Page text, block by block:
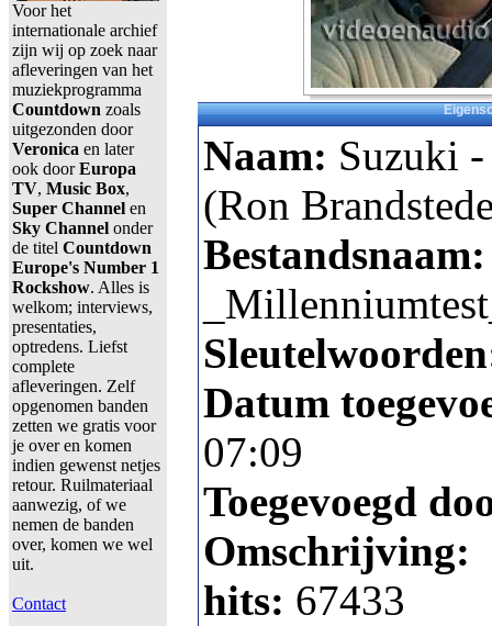
Voor het
internationale archief
zijn wij op zoek naar
afleveringen van het
muziekprogramma
Countdown zoals
uitgezonden door
Veronica en later
ook doorEuropa
TV, Music Box,
Super Channel en
Sky Channel onder
de titel Countdown
Europe's Number 1
Rockshow. Alles is
welkom; interviews,
presentaties,
optredens. Liefst
complete
afleveringen. Zelf
opgenomen banden
zetten we gratis voor
je over en komen
indien gewenst netjes
retour. Ruilmateriaal
aanwezig, of we
nemen de banden
over, komen we wel
uit.
Contact
Naam: Suzuki
(Ron
Datum
07:09
Toegevoegd
Omschrijving:
hits: 67433